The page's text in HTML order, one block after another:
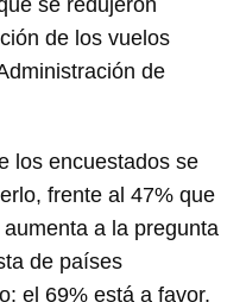
se redujeron
de los vuelos
de
los encuestados se
frente al 47% que
a la pregunta
de países
el 69% está a favor.